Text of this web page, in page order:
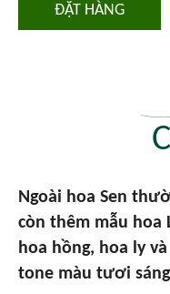
ĐẶT HÀNG
Ngoài hoa Sen
còn thêm mẫu hoa
hoa hồng, hoa ly
tone màu tươi